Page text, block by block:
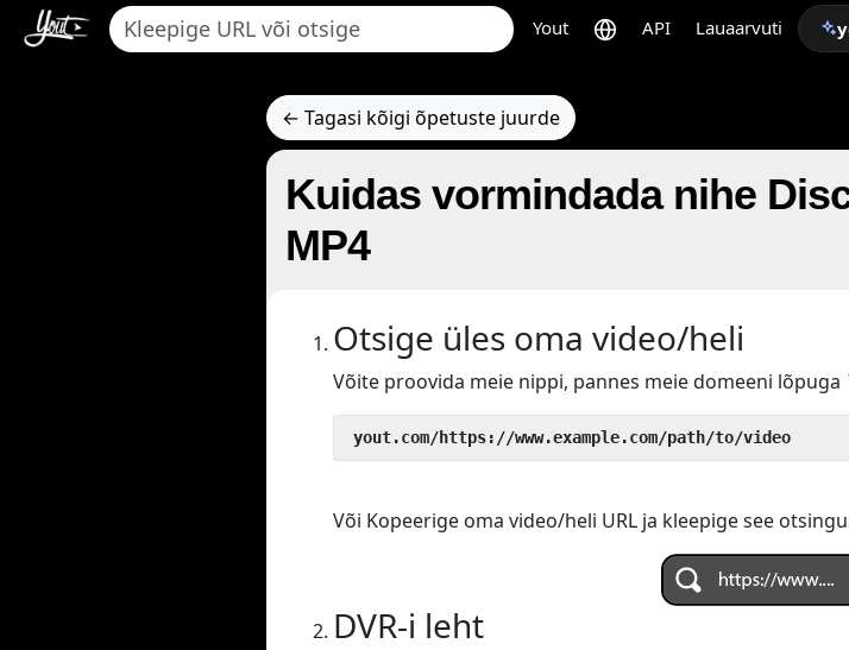
Yout API Lauaarvuti
← Tagasi kõigi õpetuste juurde
Kuidas vormindada nihe
MP4
Otsige üles oma video/heli
Võite proovida meie nippi, pannes meie domeeni lõpuga
yout.com/https://www.example.com/path/to/video
Või Kopeerige oma video/heli URL ja kleepige see
DVR-i leht